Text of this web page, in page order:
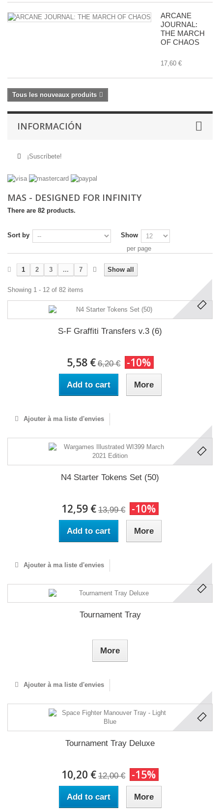
ARCANE
JOURNAL:
THE MARCH
OF CHAOS
17,60 €
Tous les nouveaux produits
INFORMACIÓN
¡Suscríbete!
MAS - DESIGNED FOR INFINITY
There are 82 products.
Sort by
Show
per page
Show all
1 2 3 ... 7
Showing 1 - 12 of 82 items
S-F Graffiti Transfers v.3 (6)
5,58 € 6,20 € -10%
Add to cart More
Ajouter à ma liste d'envies
N4 Starter Tokens Set (50)
12,59 € 13,99 € -10%
Add to cart More
Ajouter à ma liste d'envies
Tournament Tray
More
Ajouter à ma liste d'envies
Tournament Tray Deluxe
10,20 € 12,00 € -15%
Add to cart More